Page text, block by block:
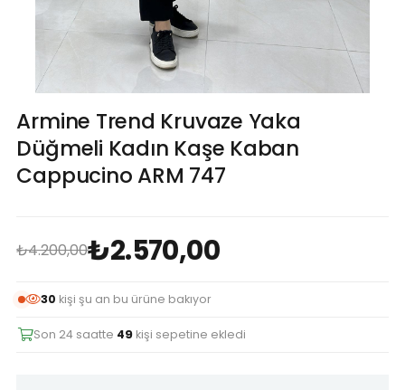
Armine Trend Kruvaze Yaka
Düğmeli Kadın Kaşe Kaban
Cappucino ARM 747
₺4.200,00₺2.570,00
30 kişi şu an bu ürüne bakıyor
Son 24 saatte 49 kişi sepetine ekledi